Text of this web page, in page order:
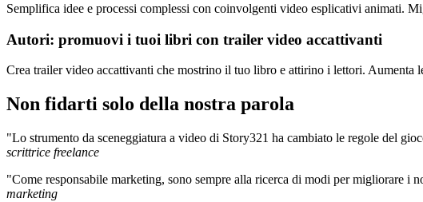
Semplifica idee e processi complessi con coinvolgenti video esplicativi animati.
Autori: promuovi i tuoi libri con trailer video accattivanti
Crea trailer video accattivanti che mostrino il tuo libro e attirino i lettori.
Non fidarti solo della nostra parola
"Lo strumento da sceneggiatura a video di Story321 ha cambiato le regole del
scrittrice freelance
"Come responsabile marketing, sono sempre alla ricerca di modi per migliorare
marketing